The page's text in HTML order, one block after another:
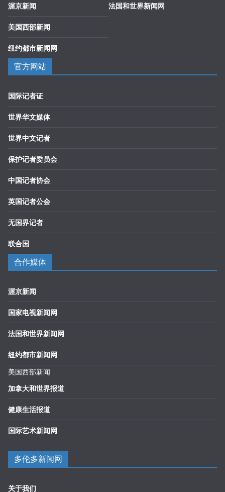
渥京新闻
美国西部新闻
纽约都市新闻网
法国和世界新闻网
官方网站
国际记者证
世界华文媒体
世界中文记者
保护记者委员会
中国记者协会
英国记者公会
无国界记者
联合国
合作媒体
渥京新闻
国家电视新闻网
法国和世界新闻网
纽约都市新闻网
美国西部新闻
加拿大和世界报道
健康生活报道
国际艺术新闻网
多伦多新闻网
关于我们